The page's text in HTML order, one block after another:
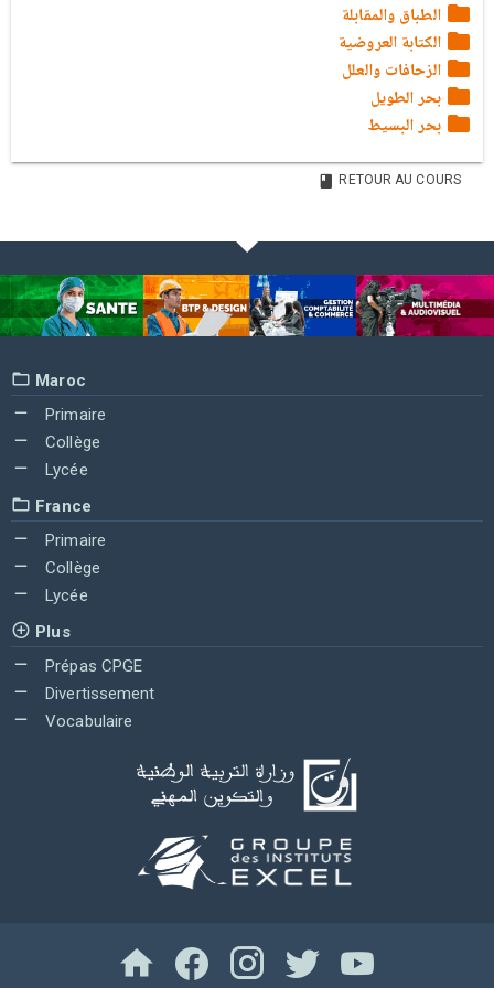
الطباق والمقابلة
الكتابة العروضية
الزحافات والعلل
بحر الطويل
بحر البسيط
RETOUR AU COURS
Maroc
Primaire
Collège
Lycée
France
Primaire
Collège
Lycée
Plus
Prépas CPGE
Divertissement
Vocabulaire